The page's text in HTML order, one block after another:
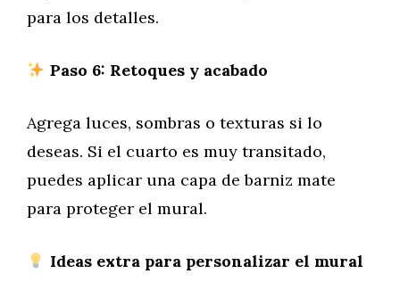
para los detalles.
Paso 6: Retoques y acabado
Agrega luces, sombras o texturas si lo
deseas. Si el cuarto es muy transitado,
puedes aplicar una capa de barniz mate
para proteger el mural.
Ideas extra para personalizar el mural